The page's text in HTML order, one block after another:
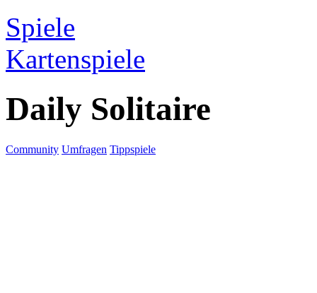
Spiele
Kartenspiele
Daily Solitaire
Community Umfragen Tippspiele